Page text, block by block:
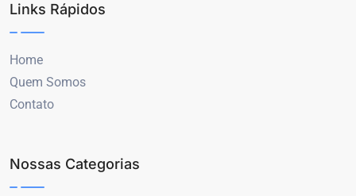
Links Rápidos
Home
Quem Somos
Contato
Nossas Categorias